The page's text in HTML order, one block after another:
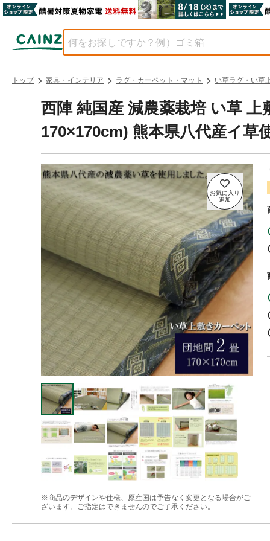
トップ 家具・インテリア ラグ・カーペット・マット い草ラグ・い草
西陣 純国産 減農薬栽培 い草
170×170cm) 熊本県八代産イ草
※商品のデザインや仕様、原産国は予告なく変更となる場合がご
ざいます。ご指定はできませんのでご了承ください。